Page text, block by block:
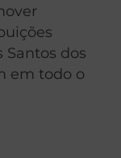
dos
em todo o